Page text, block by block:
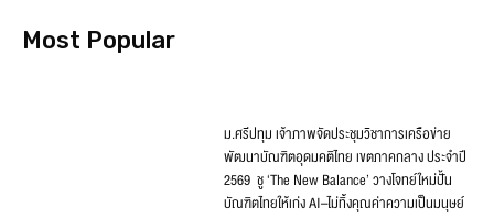
Most Popular
ม.ศรีปทุม เจ้าภาพจัดประชุมวิชาการเครือข่าย
พัฒนาบัณฑิตอุดมคติไทย เขตภาคกลาง ประจำปี
2569 ชู ‘The New Balance’ วางโจทย์ใหม่ปั้น
บัณฑิตไทยให้เก่ง AI–ไม่ทิ้งคุณค่าความเป็นมนุษย์